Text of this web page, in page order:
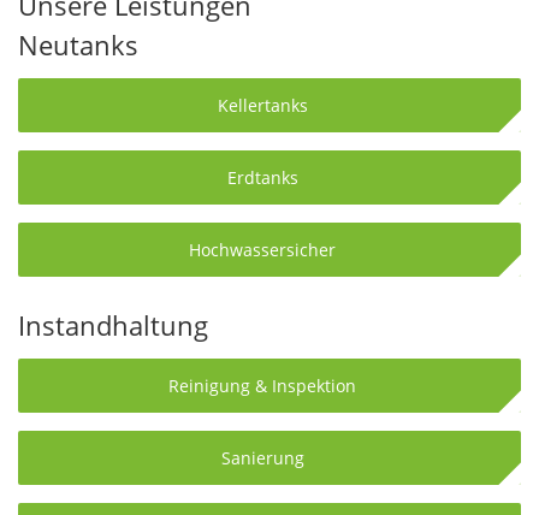
Neutanks
Kellertanks
Erdtanks
Hochwassersicher
Instandhaltung
Reinigung & Inspektion
Sanierung